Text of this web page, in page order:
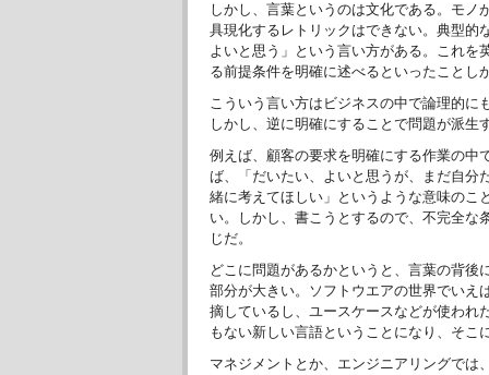
しかし、言葉というのは文化である。モ
具現化するレトリックはできない。典型的
よいと思う」という言い方がある。これを
る前提条件を明確に述べるといったことし
こういう言い方はビジネスの中で論理的に
しかし、逆に明確にすることで問題が派生
例えば、顧客の要求を明確にする作業の中
ば、「だいたい、よいと思うが、まだ自分
緒に考えてほしい」というような意味のこ
い。しかし、書こうとするので、不完全な
じだ。
どこに問題があるかというと、言葉の背
部分が大きい。ソフトウエアの世界でいえ
摘しているし、ユースケースなどが使われ
もない新しい言語ということになり、そ
マネジメントとか、エンジニアリングでは